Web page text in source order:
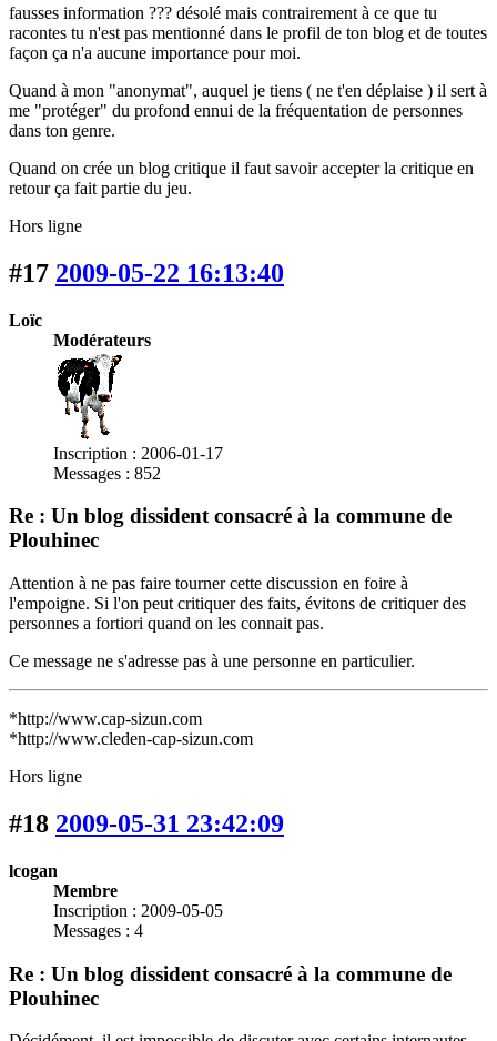
fausses information ??? désolé mais contrairement à ce que tu
racontes tu n'est pas mentionné dans le profil de ton blog et de toutes
façon ça n'a aucune importance pour moi.
Quand à mon "anonymat", auquel je tiens ( ne t'en déplaise ) il sert à
me "protéger" du profond ennui de la fréquentation de personnes
dans ton genre.
Quand on crée un blog critique il faut savoir accepter la critique en
retour ça fait partie du jeu.
Hors ligne
#17 2009-05-22 16:13:40
Loïc
Modérateurs
Inscription : 2006-01-17
Messages : 852
Re : Un blog dissident consacré à la commune de
Plouhinec
Attention à ne pas faire tourner cette discussion en foire à
l'empoigne. Si l'on peut critiquer des faits, évitons de critiquer des
personnes a fortiori quand on les connait pas.
Ce message ne s'adresse pas à une personne en particulier.
*http://www.cap-sizun.com
*http://www.cleden-cap-sizun.com
Hors ligne
#18 2009-05-31 23:42:09
lcogan
Membre
Inscription : 2009-05-05
Messages : 4
Re : Un blog dissident consacré à la commune de
Plouhinec